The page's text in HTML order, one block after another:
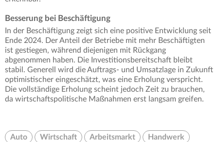
Besserung bei Beschäftigung
In der Beschäftigung zeigt sich eine positive Entwicklung seit
Ende 2024. Der Anteil der Betriebe mit mehr Beschäftigten
ist gestiegen, während diejenigen mit Rückgang
abgenommen haben. Die Investitionsbereitschaft bleibt
stabil. Generell wird die Auftrags- und Umsatzlage in Zukunft
optimistischer eingeschätzt, was eine Erholung verspricht.
Die vollständige Erholung scheint jedoch Zeit zu brauchen,
da wirtschaftspolitische Maßnahmen erst langsam greifen.
Auto Wirtschaft Arbeitsmarkt Handwerk